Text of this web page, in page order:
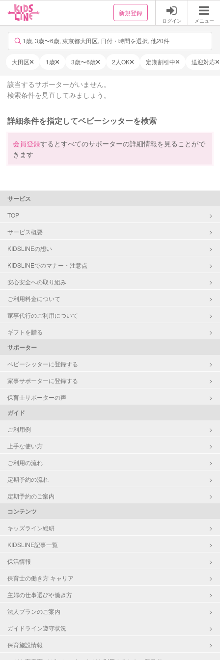
新規登録
ログイン メニュー
1歳, 3歳〜6歳, 東京都大田区, 日付・時間を選択, 他20件
大田区 1歳 3歳〜6歳 2人OK 定期割引中 送迎対応
該当するサポーターがいません。
検索条件を見直してみましょう。
詳細条件を指定してベビーシッターを検索
会員登録するとすべてのサポーターの詳細情報を見ることがで
きます
サービス
TOP
サービス概要
KIDSLINEの想い
KIDSLINEでのマナー・注意点
安心安全への取り組み
ご利用料金について
家事代行のご利用について
ギフトを贈る
サポーター
ベビーシッターに登録する
家事サポーターに登録する
保育士サポーターの声
ガイド
ご利用例
上手な使い方
ご利用の流れ
定期予約の流れ
定期予約のご案内
コンテンツ
キッズライン総研
KIDSLINE記事一覧
保活情報
保育士の働き方 キャリア
主婦の仕事選びや働き方
法人プランのご案内
ガイドライン遵守状況
保育施設情報